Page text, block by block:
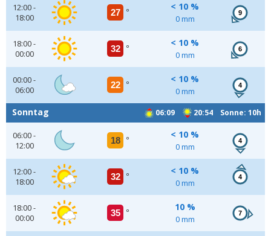
12:00 -
18:00
27 °
< 10 %
0 mm
9
18:00 -
00:00
32 °
< 10 %
0 mm
6
00:00 -
06:00
22 °
< 10 %
0 mm
4
06:09 20:54 Sonne: 10h
Sonntag
06:00 -
12:00
18 °
< 10 %
0 mm
4
12:00 -
18:00
32 °
< 10 %
0 mm
4
18:00 -
00:00
35 °
10 %
0 mm
7